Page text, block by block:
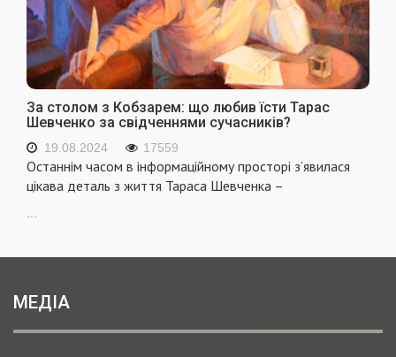
За столом з Кобзарем: що любив їсти Тарас
Шевченко за свідченнями сучасників?
19.08.2024 17559
Останнім часом в інформаційному просторі з’явилася
цікава деталь з життя Тараса Шевченка –
МЕДІА